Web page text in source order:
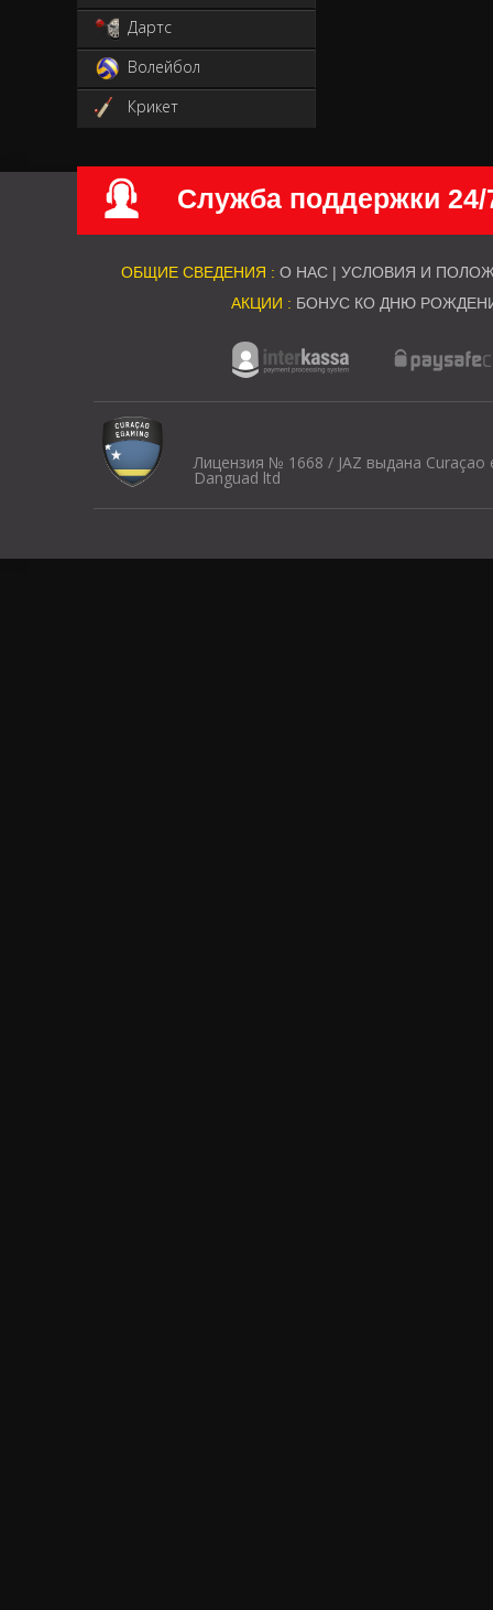
Дартс
Волейбол
Крикет
Служба поддержки
ОБЩИЕ СВЕДЕНИЯ : О НАС | УСЛОВИЯ И
АКЦИИ : БОНУС КО ДНЮ
Лицензия № 1668 / JAZ выдана Curaçao
Danguad ltd